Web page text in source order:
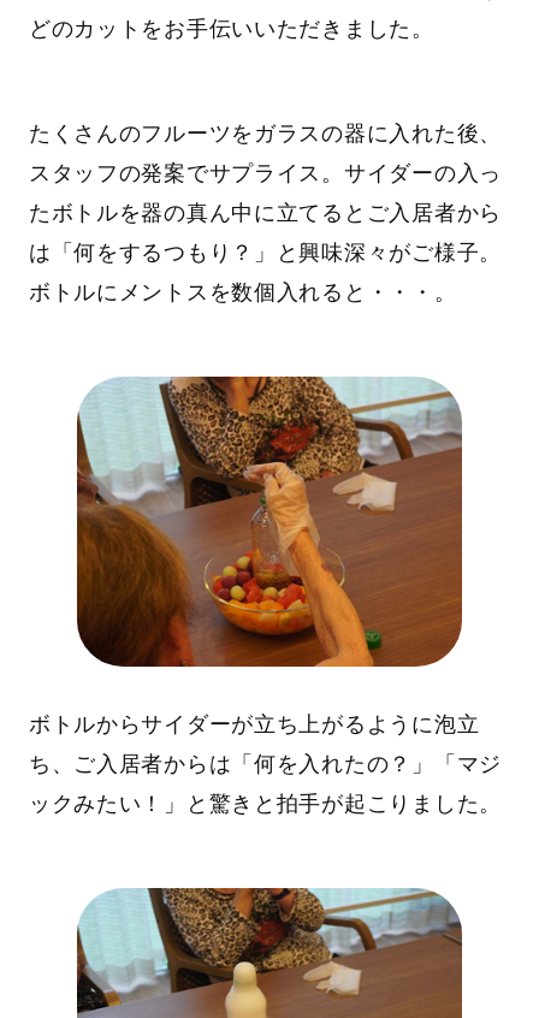
どのカットをお手伝いいただきました。
たくさんのフルーツをガラスの器に入れた後、
スタッフの発案でサプライス。サイダーの入っ
たボトルを器の真ん中に立てるとご入居者から
は「何をするつもり？」と興味深々がご様子。
ボトルにメントスを数個入れると・・・。
ボトルからサイダーが立ち上がるように泡立
ち、ご入居者からは「何を入れたの？」「マジ
ックみたい！」と驚きと拍手が起こりました。